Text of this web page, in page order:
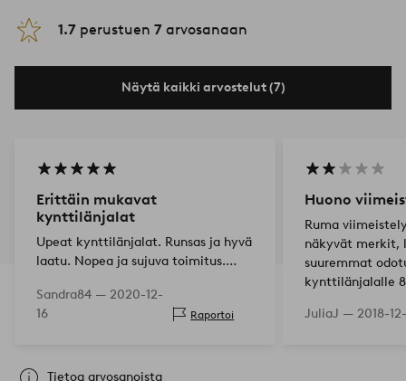
1.7 perustuen 7 arvosanaan
Näytä kaikki arvostelut (7)
Erittäin mukavat
kynttilänjalat
Upeat kynttilänjalat. Runsas ja hyvä
laatu. Nopea ja sujuva toimitus.
Sandra84 — 2020-12-
16
Raportoi
Huono
Ruma
näkyvät merkit,
suuremmat
kynttilänjalalle
JuliaJ — 2018-
Tietoa arvosanoista